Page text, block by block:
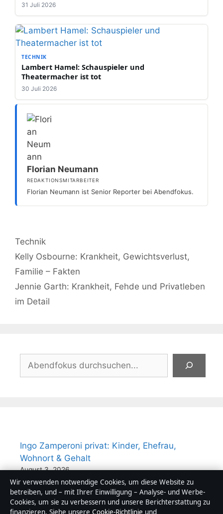
31 Juli 2026
TECHNIK
Lambert Hamel: Schauspieler und
Theatermacher ist tot
30 Juli 2026
Florian Neumann
REDAKTIONSMITARBEITER
Florian Neumann ist Senior Reporter bei Abendfokus.
Kategorien
Technik
Kelly Osbourne: Krankheit, Gewichtsverlust,
Familie – Fakten
Jennie Garth: Krankheit, Fehde und Privatleben
im Detail
Ingo Zamperoni privat: Kinder, Ehefrau,
Wohnort & Gehalt
August 3, 2026
Katrina Kaif: Baby, Beziehung, Vermögen –
Fakten im Überblick
Wir verwenden notwendige Cookies, um diese Website zu
betreiben, und – mit Ihrer Einwilligung – Analyse- und Werbe-
Cookies, um sie zu verbessern und unsere Berichterstattung zu
finanzieren. Siehe unsere Cookie-Richtlinie und